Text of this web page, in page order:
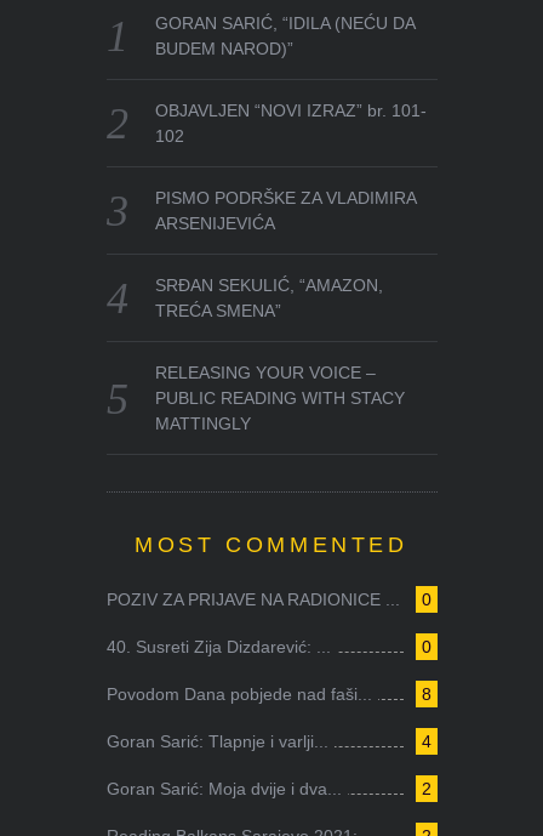
GORAN SARIĆ, “IDILA (NEĆU DA
BUDEM NAROD)”
OBJAVLJEN “NOVI IZRAZ” br. 101-
102
PISMO PODRŠKE ZA VLADIMIRA
ARSENIJEVIĆA
SRĐAN SEKULIĆ, “AMAZON,
TREĆA SMENA”
RELEASING YOUR VOICE –
PUBLIC READING WITH STACY
MATTINGLY
MOST COMMENTED
0
POZIV ZA PRIJAVE NA RADIONICE ...
0
40. Susreti Zija Dizdarević: ...
8
Povodom Dana pobjede nad faši...
4
Goran Sarić: Tlapnje i varlji...
2
Goran Sarić: Moja dvije i dva...